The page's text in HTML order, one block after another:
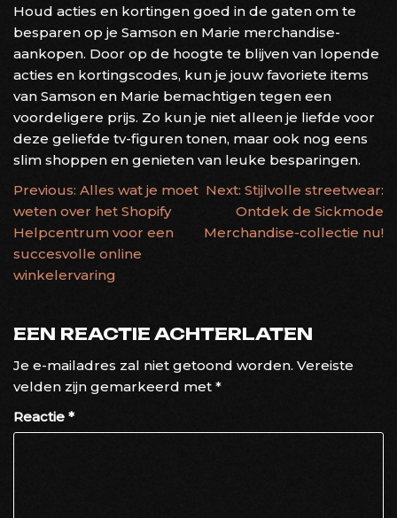
Houd acties en kortingen goed in de gaten om te
besparen op je Samson en Marie merchandise-
aankopen. Door op de hoogte te blijven van lopende
acties en kortingscodes, kun je jouw favoriete items
van Samson en Marie bemachtigen tegen een
voordeligere prijs. Zo kun je niet alleen je liefde voor
deze geliefde tv-figuren tonen, maar ook nog eens
slim shoppen en genieten van leuke besparingen.
BERICHTNAVIGATIE
Previous: Alles wat je moet
weten over het Shopify
Helpcentrum voor een
succesvolle online
winkelervaring
Next: Stijlvolle streetwear:
Ontdek de Sickmode
Merchandise-collectie nu!
EEN REACTIE ACHTERLATEN
Je e-mailadres zal niet getoond worden. Vereiste
velden zijn gemarkeerd met *
Reactie *